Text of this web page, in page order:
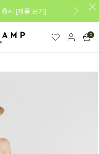
제품 보기] 새로
0